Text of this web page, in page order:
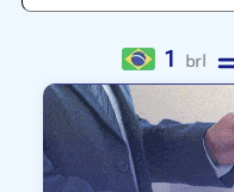
1 brl